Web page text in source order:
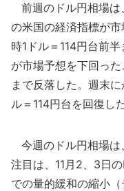
前週のドル円相場は
の米国の経済指標が
時1ドル＝114円台前
が市場予想を下回っ
まで反落した。週末
ル＝114円台を回復した
今週のドル円相場は
注目は、11月2、3日
での量的緩和の縮小